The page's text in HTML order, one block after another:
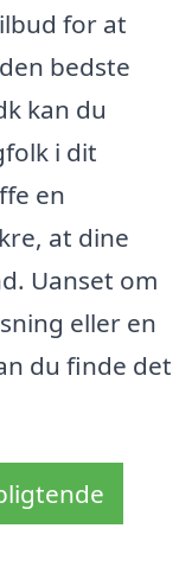
for at
bedste
kan du
i dit
en
at dine
Uanset om
eller en
du finde det